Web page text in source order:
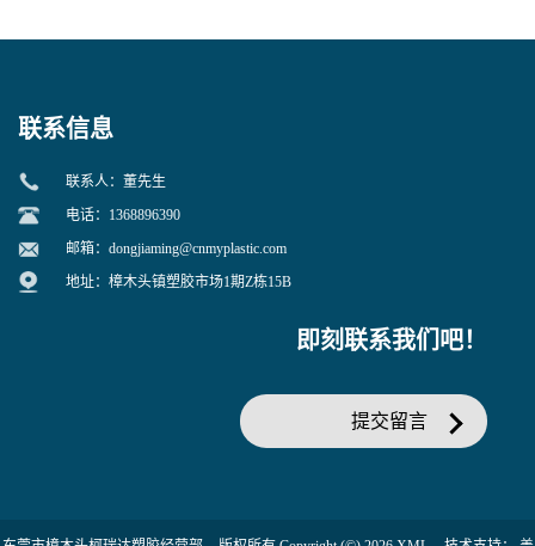
联系信息
联系人：董先生
电话：1368896390
邮箱： dongjiaming@cnmyplastic.com
地址：樟木头镇塑胶市场1期Z栋15B
即刻联系我们吧！
提交留言